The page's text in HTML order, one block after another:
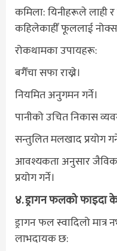
कमिला: यिनीहरूले लाही
कहिलेकाहीँ फूललाई
रोकथामका उपायहरू:
बगैँचा सफा राख्ने।
नियमित अनुगमन गर्ने।
पानीको उचित निकास
सन्तुलित मलखाद प्रयोग
आवश्यकता अनुसार जैविक
प्रयोग गर्ने।
४. ड्रागन फलको फाइदा
ड्रागन फल स्वादिलो मात्र
लाभदायक छ: